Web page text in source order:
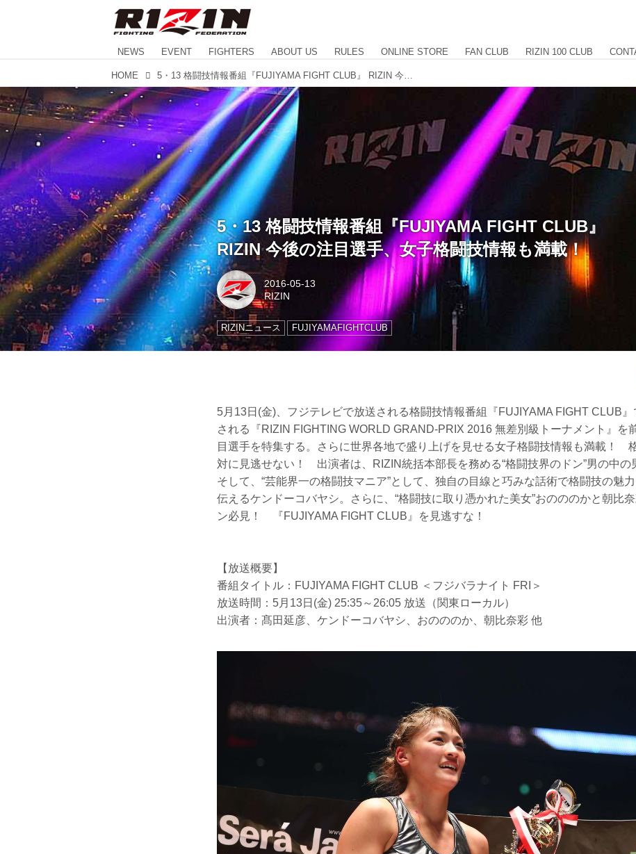
NEWS EVENT FIGHTERS ABOUT US RULES ONLINE STORE FAN CLUB RIZIN 100 CLUB
HOME
5・13 格闘技情報番組『FUJIYAMA FIGHT CLUB』
RIZIN 今後の注目選手、女子格闘技情報も満載！
2016-05-13
RIZIN
RIZINニュース FUJIYAMAFIGHTCLUB
5月13日(金)、フジテレビで放送される格闘技情報番組『FUJIYAMA FIGHT CLUB
される『RIZIN FIGHTING WORLD GRAND-PRIX 2016 無差別級トーナメント』を
目選手を特集する。さらに世界各地で盛り上げを見せる女子格闘技情報も満載！
対に見逃せない！ 出演者は、RIZIN統括本部長を務める“格闘技界のドン”男の中の
そして、“芸能界一の格闘技マニア”として、独自の目線と巧みな話術で格闘技の魅
伝えるケンドーコバヤシ。さらに、“格闘技に取り憑かれた美女”おのののかと朝比
ン必見！ 『FUJIYAMA FIGHT CLUB』を見逃すな！
【放送概要】
番組タイトル：FUJIYAMA FIGHT CLUB ＜フジバラナイト FRI＞
放送時間：5月13日(金) 25:35～26:05 放送（関東ローカル）
出演者：髙田延彦、ケンドーコバヤシ、おのののか、朝比奈彩 他